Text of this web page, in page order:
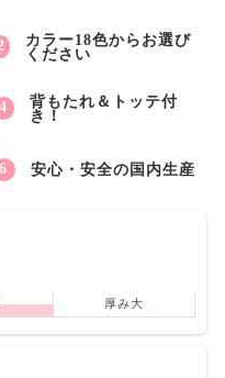
カラー18色からお選び
ください
背もたれ＆トッテ付
き！
安心・安全の国内生産
厚み大